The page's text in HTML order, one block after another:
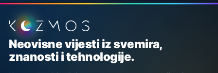
Podnožje stranice
Neovisne vijesti iz svemira,
znanosti i tehnologije.